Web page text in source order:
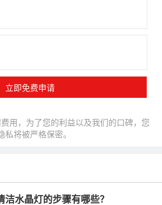
用，为了您的利益以及我们的口碑，您
私将被严格保密。
洁水晶灯的步骤有哪些？